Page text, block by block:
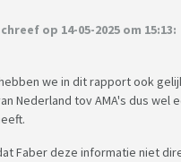
op 14-05-2025 om 15:13:
we in dit rapport ook
Nederland tov AMA's dus wel
Faber deze informatie niet